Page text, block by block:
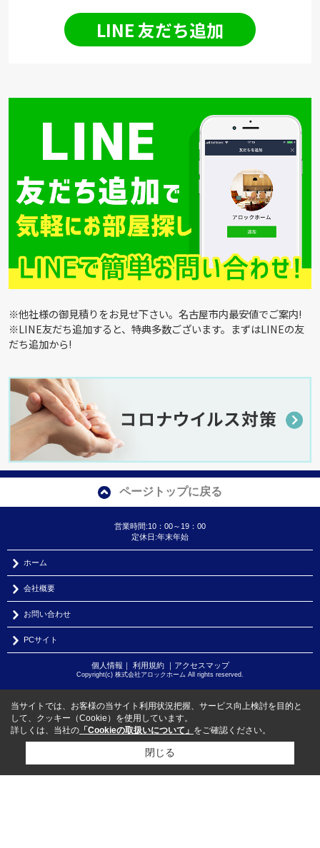
LINE 友だち追加
※他社様の御見積りをお見せ下さい。名古屋市内最安値でご案内!
※LINE友だち追加すると、特典多数ございます。まずはLINEの友
だち追加から!
ページトップに戻る
営業時間:10：00～19：00
定休日:年末年始
ホーム
会社概要
お問い合わせ
PCサイト
個人情報 利用規約｜ アクセスマップ
Copyright(c) 株式会社アロックホーム All rights reserved.
当サイトでは、お客様の当サイト利用状況把握、サービス向上検討を目的と
して、クッキー（Cookie）を使用しています。
詳しくは、当社の 「Cookieの取扱いについて」 をご確認ください。
閉じる